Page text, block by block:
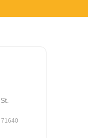
71640